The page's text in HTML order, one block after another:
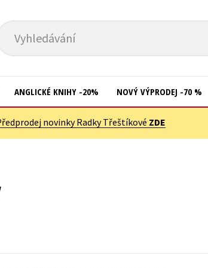
Vyhledávání
ANGLICKÉ KNIHY -20% NOVÝ VÝPRODEJ -70 %
novinky Radky Třeštíkové ZDE